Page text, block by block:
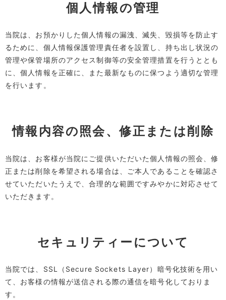
個人情報の管理
当院は、お預かりした個人情報の漏洩、滅失、毀損等を防止す
るために、個人情報保護管理責任者を設置し、持ち出し状況の
管理や保管場所のアクセス制御等の安全管理措置を行うととも
に、個人情報を正確に、また最新なものに保つよう適切な管理
を行います。
情報内容の照会、修正または削除
当院は、お客様が当院にご提供いただいた個人情報の照会、修
正または削除を希望される場合は、ご本人であることを確認さ
せていただいたうえで、合理的な範囲ですみやかに対応させて
いただきます。
セキュリティーについて
当院では、SSL（Secure Sockets Layer）暗号化技術を用い
て、お客様の情報が送信される際の通信を暗号化しておりま
す。